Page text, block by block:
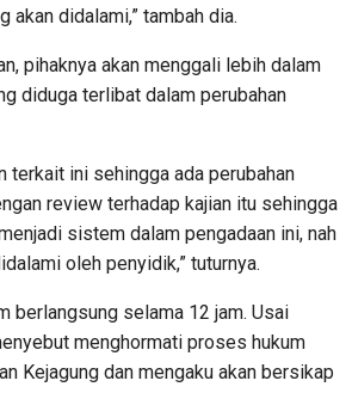
akan didalami,” tambah dia.
pihaknya akan menggali lebih dalam
diduga terlibat dalam perubahan
terkait ini sehingga ada perubahan
review terhadap kajian itu sehingga
sistem dalam pengadaan ini, nah
oleh penyidik,” tuturnya.
berlangsung selama 12 jam. Usai
menghormati proses hukum
Kejagung dan mengaku akan bersikap